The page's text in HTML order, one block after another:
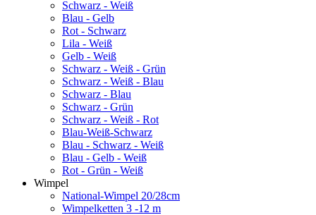
Schwarz - Weiß
Blau - Gelb
Rot - Schwarz
Lila - Weiß
Gelb - Weiß
Schwarz - Weiß - Grün
Schwarz - Weiß - Blau
Schwarz - Blau
Schwarz - Grün
Schwarz - Weiß - Rot
Blau-Weiß-Schwarz
Blau - Schwarz - Weiß
Blau - Gelb - Weiß
Rot - Grün - Weiß
Wimpel
National-Wimpel 20/28cm
Wimpelketten 3 -12 m